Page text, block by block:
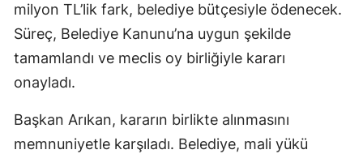
milyon TL’lik fark, belediye bütçesiyle ödenecek.
Süreç, Belediye Kanunu’na uygun şekilde
tamamlandı ve meclis oy birliğiyle kararı
onayladı.
Başkan Arıkan, kararın birlikte alınmasını
memnuniyetle karşıladı. Belediye, mali yükü